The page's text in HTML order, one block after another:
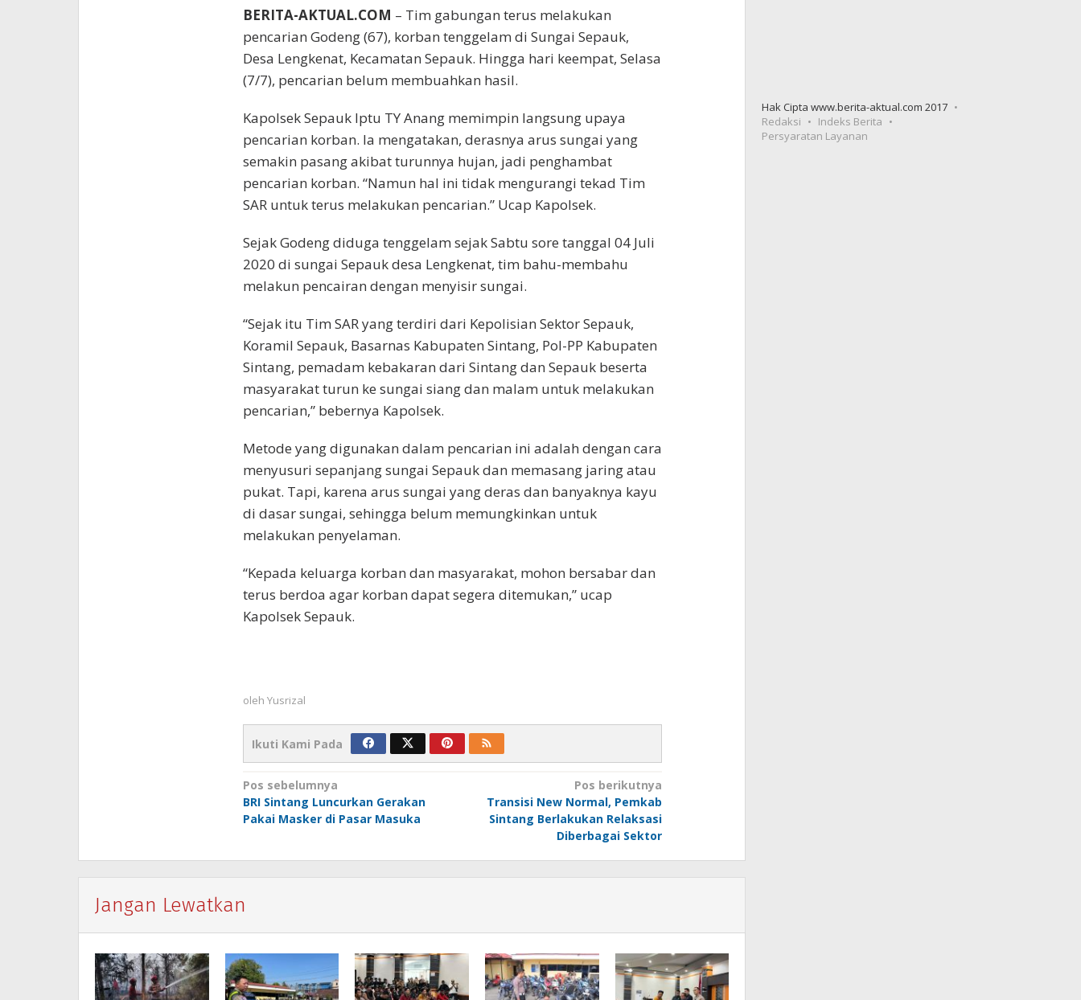
BERITA-AKTUAL.COM – Tim gabungan terus melakukan
pencarian Godeng (67), korban tenggelam di Sungai Sepauk,
Desa Lengkenat, Kecamatan Sepauk. Hingga hari keempat, Selasa
(7/7), pencarian belum membuahkan hasil.
Kapolsek Sepauk Iptu TY Anang memimpin langsung upaya
pencarian korban. Ia mengatakan, derasnya arus sungai yang
semakin pasang akibat turunnya hujan, jadi penghambat
pencarian korban. “Namun hal ini tidak mengurangi tekad Tim
SAR untuk terus melakukan pencarian.” Ucap Kapolsek.
Sejak Godeng diduga tenggelam sejak Sabtu sore tanggal 04 Juli
2020 di sungai Sepauk desa Lengkenat, tim bahu-membahu
melakun pencairan dengan menyisir sungai.
“Sejak itu Tim SAR yang terdiri dari Kepolisian Sektor Sepauk,
Koramil Sepauk, Basarnas Kabupaten Sintang, Pol-PP Kabupaten
Sintang, pemadam kebakaran dari Sintang dan Sepauk beserta
masyarakat turun ke sungai siang dan malam untuk melakukan
pencarian,” bebernya Kapolsek.
Metode yang digunakan dalam pencarian ini adalah dengan cara
menyusuri sepanjang sungai Sepauk dan memasang jaring atau
pukat. Tapi, karena arus sungai yang deras dan banyaknya kayu
di dasar sungai, sehingga belum memungkinkan untuk
melakukan penyelaman.
“Kepada keluarga korban dan masyarakat, mohon bersabar dan
terus berdoa agar korban dapat segera ditemukan,” ucap
Kapolsek Sepauk.
oleh Yusrizal
Ikuti Kami Pada
Navigasi
pos
Pos sebelumnya
BRI Sintang Luncurkan Gerakan
Pakai Masker di Pasar Masuka
Pos berikutnya
Transisi New Normal, Pemkab
Sintang Berlakukan Relaksasi
Diberbagai Sektor
Jangan Lewatkan
Hak Cipta www.berita-aktual.com 2017
Redaksi
Indeks Berita
Persyaratan Layanan